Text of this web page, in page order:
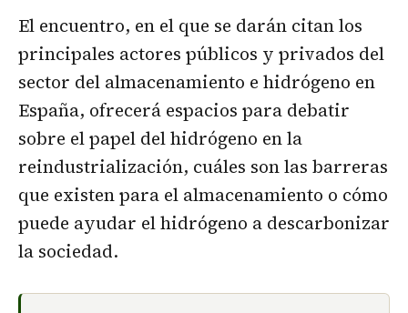
El encuentro, en el que se darán citan los
principales actores públicos y privados del
sector del almacenamiento e hidrógeno en
España, ofrecerá espacios para debatir
sobre el papel del hidrógeno en la
reindustrialización, cuáles son las barreras
que existen para el almacenamiento o cómo
puede ayudar el hidrógeno a descarbonizar
la sociedad.